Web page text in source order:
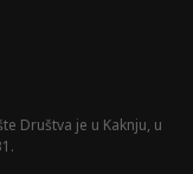
Društva je u Kaknju, u